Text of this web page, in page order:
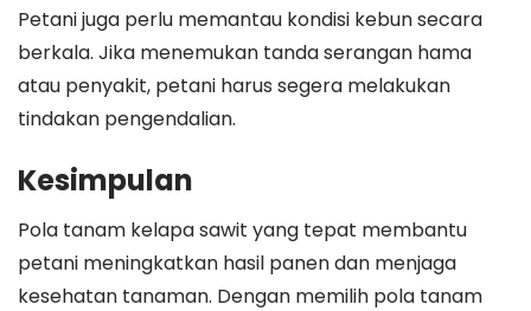
Petani juga perlu memantau kondisi kebun secara
berkala. Jika menemukan tanda serangan hama
atau penyakit, petani harus segera melakukan
tindakan pengendalian.
Kesimpulan
Pola tanam kelapa sawit yang tepat membantu
petani meningkatkan hasil panen dan menjaga
kesehatan tanaman. Dengan memilih pola tanam